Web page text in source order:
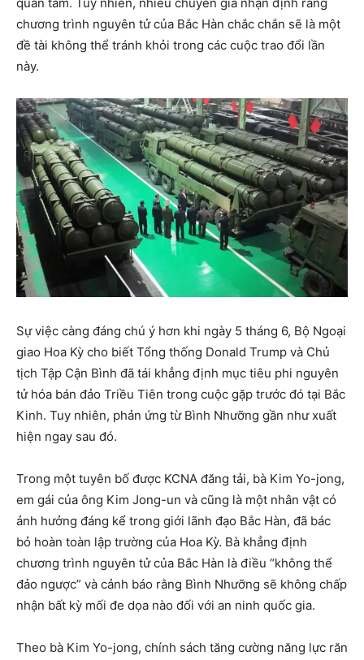
quan tâm. Tuy nhiên, nhiều chuyên gia nhận định rằng
chương trình nguyên tử của Bắc Hàn chắc chắn sẽ là một
đề tài không thể tránh khỏi trong các cuộc trao đổi lần
này.
Sự việc càng đáng chú ý hơn khi ngày 5 tháng 6, Bộ Ngoại
giao Hoa Kỳ cho biết Tổng thống Donald Trump và Chủ
tịch Tập Cận Bình đã tái khẳng định mục tiêu phi nguyên
tử hóa bán đảo Triều Tiên trong cuộc gặp trước đó tại Bắc
Kinh. Tuy nhiên, phản ứng từ Bình Nhưỡng gần như xuất
hiện ngay sau đó.
Trong một tuyên bố được KCNA đăng tải, bà Kim Yo-jong,
em gái của ông Kim Jong-un và cũng là một nhân vật có
ảnh hưởng đáng kể trong giới lãnh đạo Bắc Hàn, đã bác
bỏ hoàn toàn lập trường của Hoa Kỳ. Bà khẳng định
chương trình nguyên tử của Bắc Hàn là điều “không thể
đảo ngược” và cảnh báo rằng Bình Nhưỡng sẽ không chấp
nhận bất kỳ mối đe dọa nào đối với an ninh quốc gia.
Theo bà Kim Yo-jong, chính sách tăng cường năng lực răn